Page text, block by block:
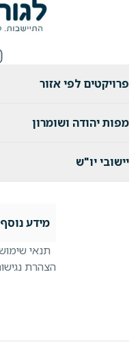
פרויקטים לפי אזור
מפות יהודה ושומרון
יישובי יו"ש
מידע נוסף
תנאי
הצהרת